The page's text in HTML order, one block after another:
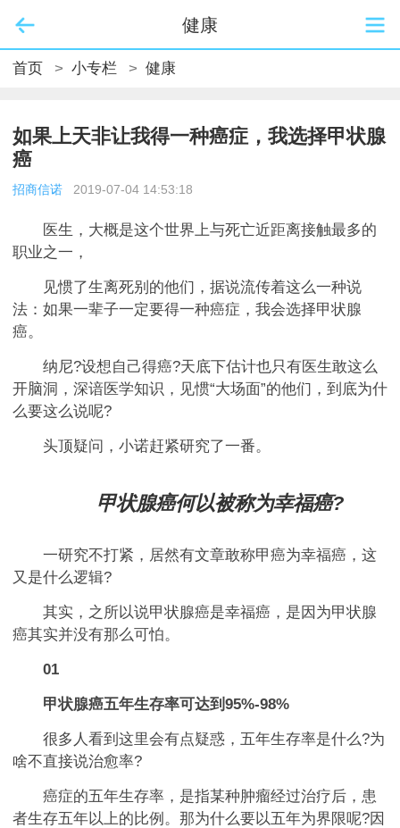
健康
首页 > 小专栏 > 健康
如果上天非让我得一种癌症，我选择甲状腺
癌
招商信诺 2019-07-04 14:53:18
医生，大概是这个世界上与死亡近距离接触最多的
职业之一，
见惯了生离死别的他们，据说流传着这么一种说
法：如果一辈子一定要得一种癌症，我会选择甲状腺
癌。
纳尼?设想自己得癌?天底下估计也只有医生敢这么
开脑洞，深谙医学知识，见惯“大场面”的他们，到底为什
么要这么说呢?
头顶疑问，小诺赶紧研究了一番。
甲状腺癌何以被称为幸福癌?
一研究不打紧，居然有文章敢称甲癌为幸福癌，这
又是什么逻辑?
其实，之所以说甲状腺癌是幸福癌，是因为甲状腺
癌其实并没有那么可怕。
01
甲状腺癌五年生存率可达到95%-98%
很多人看到这里会有点疑惑，五年生存率是什么?为
啥不直接说治愈率?
癌症的五年生存率，是指某种肿瘤经过治疗后，患
者生存五年以上的比例。那为什么要以五年为界限呢?因